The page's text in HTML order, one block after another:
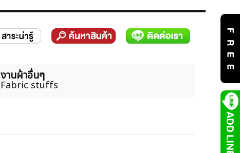
งานผ้าอื่นๆ
Fabric stuffs